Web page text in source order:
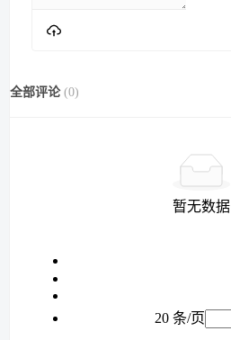
全部评论 (0)
暂无数据
20 条/页